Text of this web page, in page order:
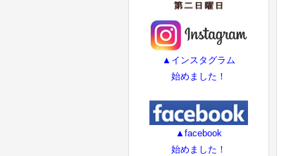
▲インスタグラム
始めました！
▲facebook
始めました！